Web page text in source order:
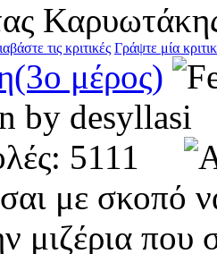
τις κριτικές Γράψτε μία
μέρος)
by
5111
με σκοπό
μιζέρια